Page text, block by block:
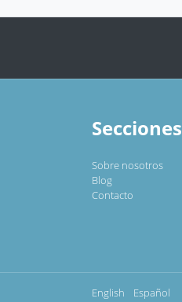
Secciones
Sobre nosotros
Blog
Contacto
English Español